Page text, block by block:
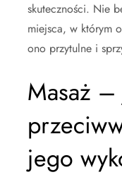
skuteczności. Nie
miejsca, w którym
ono przytulne i
Masaż
jego